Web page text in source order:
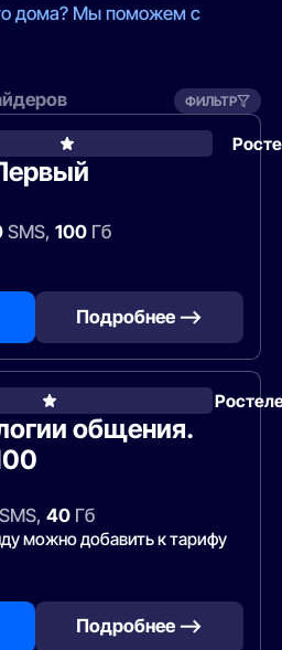
дома? Мы поможем с
ФИЛЬТР
SMS, 100Гб
Подробнее —>
общения.
40Гб
можно добавить к тарифу
Подробнее —>